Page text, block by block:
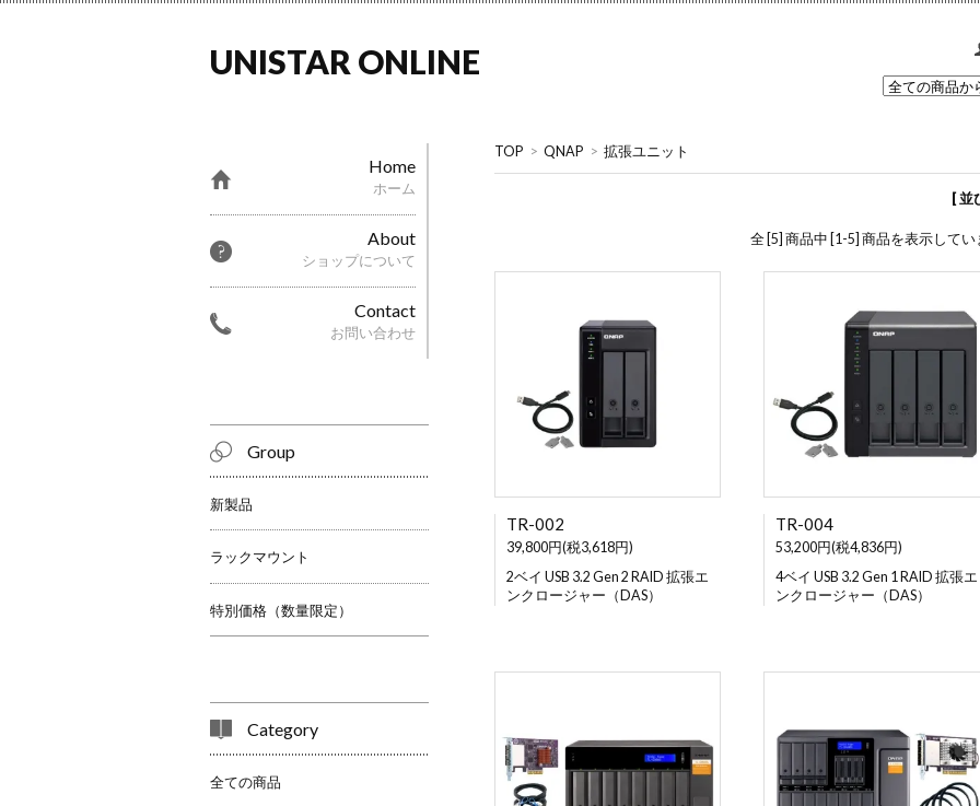
UNISTAR ONLINE
TOP > QNAP > 拡張ユニット
[ 並
全 [5] 商品中 [1-5] 商品を表示してい
TR-002
39,800円(税3,618円)
2ベイ USB 3.2 Gen 2 RAID 拡張エ
ンクロージャー（DAS）
TR-004
53,200円(税4,836円)
4ベイ USB 3.2 Gen 1 RAID 拡張エ
ンクロージャー（DAS）
Home
ホーム
About
ショップについて
Contact
お問い合わせ
Group
新製品
ラックマウント
特別価格（数量限定）
Category
全ての商品